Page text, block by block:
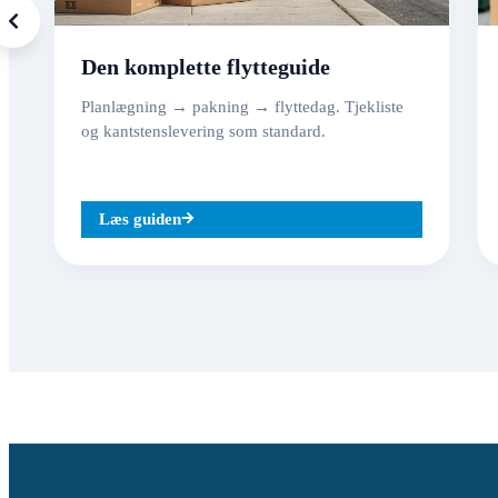
Den komplette flytteguide
Planlægning → pakning → flyttedag. Tjekliste
og kantstenslevering som standard.
Læs guiden